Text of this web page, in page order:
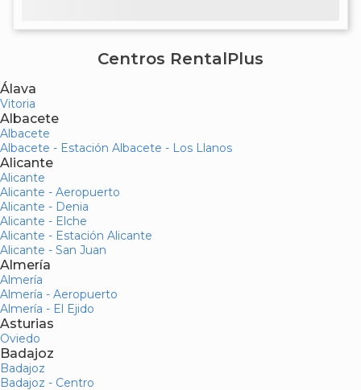
Centros RentalPlus
Álava
Vitoria
Albacete
Albacete
Albacete - Estación Albacete - Los Llanos
Alicante
Alicante
Alicante - Aeropuerto
Alicante - Denia
Alicante - Elche
Alicante - Estación Alicante
Alicante - San Juan
Almería
Almería
Almería - Aeropuerto
Almería - El Ejido
Asturias
Oviedo
Badajoz
Badajoz
Badajoz - Centro